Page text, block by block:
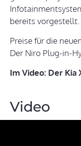
bereits vorgestellt.
Preise für die
Der Niro Plug-in-
Im Video: Der Kia
Video